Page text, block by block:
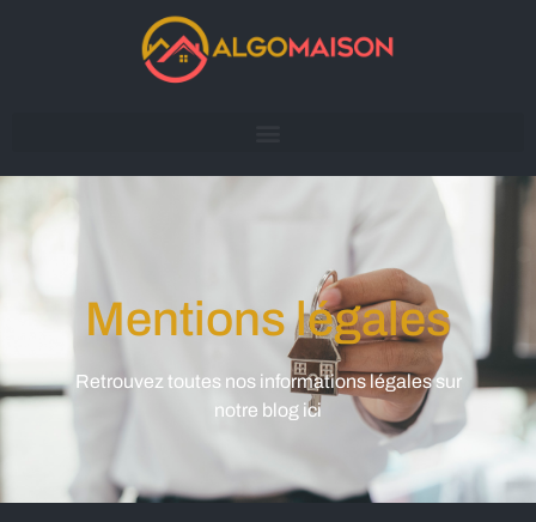
Mentions légales
Retrouvez toutes nos informations légales sur
notre blog ici